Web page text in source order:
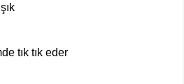
tık tık eder